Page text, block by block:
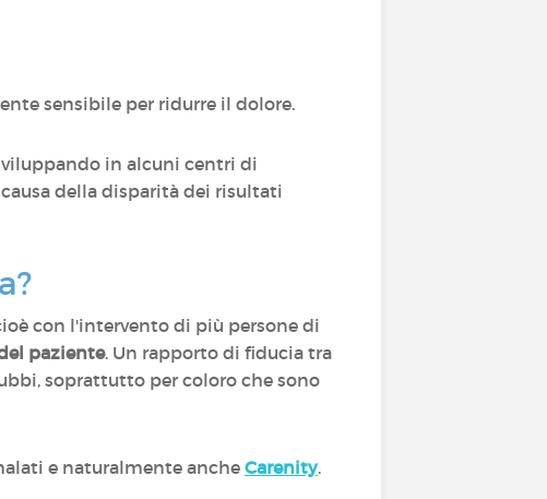
sensibile per ridurre il dolore.
in alcuni centri di
della disparità dei risultati
con l'intervento di più persone di
paziente. Un rapporto di fiducia tra
soprattutto per coloro che sono
e naturalmente ancheCarenity.